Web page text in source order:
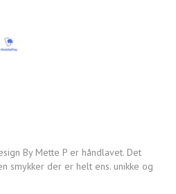
By Mette P er håndlavet. Det
smykker der er helt ens. unikke og